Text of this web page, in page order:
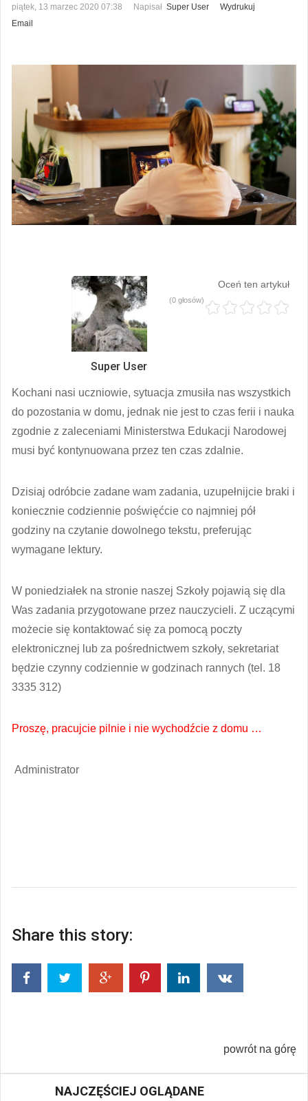
piątek, 13 marzec 2020 07:38 Napisał Super User
Wydrukuj
Email
Super User
Oceń ten artykuł
(0 głosów)
Kochani nasi uczniowie, sytuacja zmusiła nas wszystkich
do pozostania w domu, jednak nie jest to czas ferii i nauka
zgodnie z zaleceniami Ministerstwa Edukacji Narodowej
musi być kontynuowana przez ten czas zdalnie.
Dzisiaj odróbcie zadane wam zadania, uzupełnijcie braki i
koniecznie codziennie poświęćcie co najmniej pół
godziny na czytanie dowolnego tekstu, preferując
wymagane lektury.
W poniedziałek na stronie naszej Szkoły pojawią się dla
Was zadania przygotowane przez nauczycieli. Z uczącymi
możecie się kontaktować się za pomocą poczty
elektronicznej lub za pośrednictwem szkoły, sekretariat
będzie czynny codziennie w godzinach rannych (tel. 18
3335 312)
Proszę, pracujcie pilnie i nie wychodźcie z domu …
Administrator
Share this story:
powrót na górę
NAJCZĘŚCIEJ OGLĄDANE